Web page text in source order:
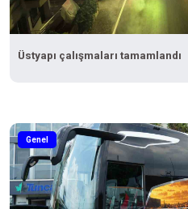
Üstyapı çalışmaları tamamlandı
Genel